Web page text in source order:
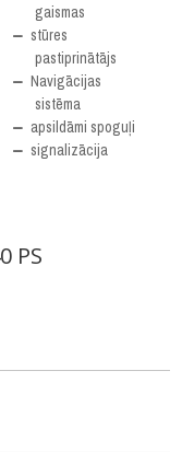
gaismas
stūres
pastiprinātājs
Navigācijas
sistēma
apsildāmi spoguļi
signalizācija
PS